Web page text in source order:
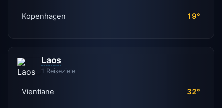
Kopenhagen 19°
Laos
1 Reiseziele
Vientiane 32°